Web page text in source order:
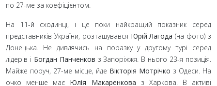
по 27-ме за коефіцієнтом.
На 11-й сходинці, і це поки найкращий показник серед
представників України, розташувався Юрій Лагода (на фото) з
Донецька. Не дивлячись на поразку у другому турі серед
лідерів і Богдан Панченков з Запоріжжя. В нього 23-я позиція.
Майже поруч, 27-ме місце, йде Вікторія Мотрічко з Одеси. На
очко менше має Юлія Макаренкова з Харкова. В активі